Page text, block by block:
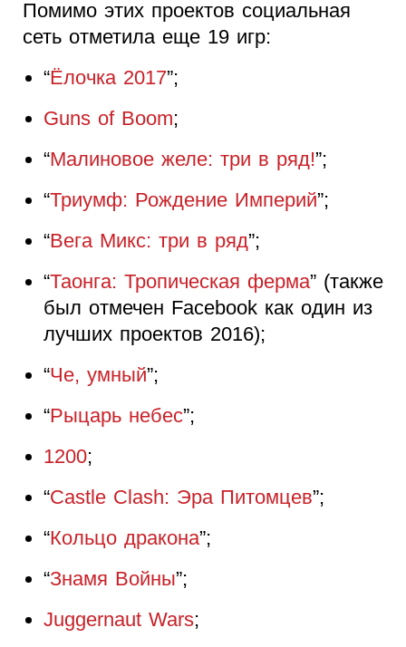
Помимо этих проектов социальная
сеть отметила еще 19 игр:
“Ёлочка 2017”;
Guns of Boom;
“Малиновое желе: три в ряд!”;
“Триумф: Рождение Империй”;
“Вега Микс: три в ряд”;
“Таонга: Тропическая ферма” (также
был отмечен Facebook как один из
лучших проектов 2016);
“Че, умный”;
“Рыцарь небес”;
1200;
“Castle Clash: Эра Питомцев”;
“Кольцо дракона”;
“Знамя Войны”;
Juggernaut Wars;